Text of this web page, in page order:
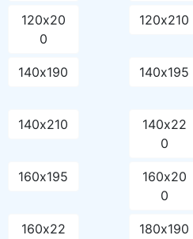
120х20
0
120х210
140х190 140х195
140х210
140х22
0
160х195
160х20
0
160х22
180х190